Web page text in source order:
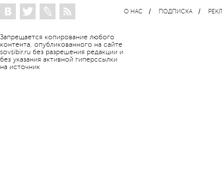
Запрещается копирование любого
контента, опубликованного на сайте
sovsibir.ru без разрешения редакции и
без указания активной гиперссылки
на источник
О НАС ПОДПИСКА